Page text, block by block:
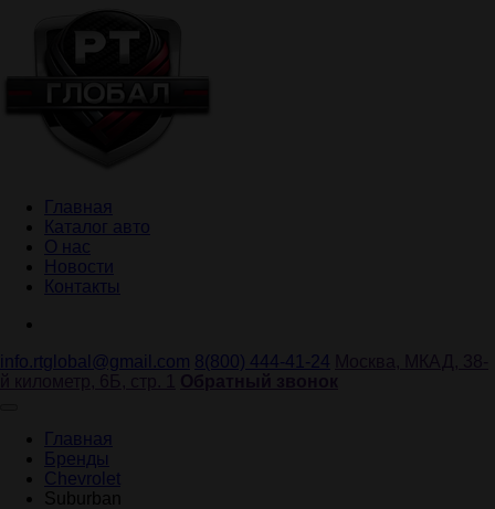
Главная
Каталог авто
О нас
Новости
Контакты
info.rtglobal@gmail.com 8(800) 444-41-24
Главная
Бренды
Chevrolet
Suburban